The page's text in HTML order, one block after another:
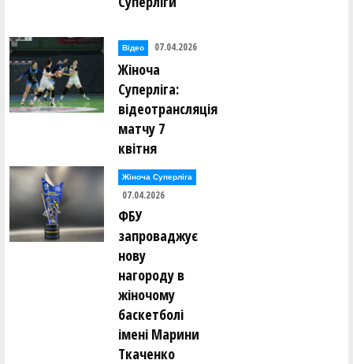
Сергій Чебишев ()
Євген Черепанов ()
Олексій Чілікін ()
Глеб Шарапов ()
Дмитро Шарапов ()
Олексій Широбоков ()
Ганна Шликова ()
Борис Шульга ()
Роман Шуляк ()
Юрій Щербак ()
Відео 07.04.2026
Жіноча
Суперліга:
відеотрансляція
матчу 7
квітня
Жіноча Суперліга
07.04.2026
ФБУ
запроваджує
нову
нагороду в
жіночому
баскетболі
імені Марини
Ткаченко